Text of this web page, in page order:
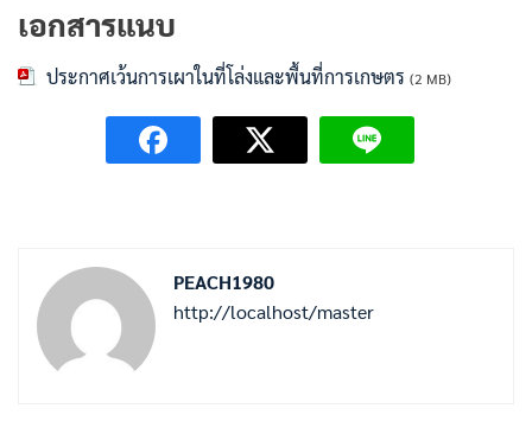
เอกสารแนบ
ประกาศเว้นการเผาในที่โล่งและพื้นที่การเกษตร (2 MB)
PEACH1980
http://localhost/master